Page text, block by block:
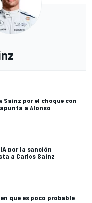
Sainz por el choque con
a Alonso
por la sanción
a Carlos Sainz
que es poco probable